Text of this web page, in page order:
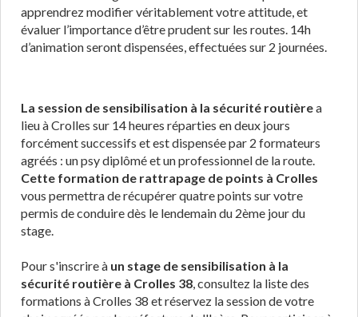
apprendrez modifier véritablement votre attitude, et
évaluer l’importance d’être prudent sur les routes. 14h
d’animation seront dispensées, effectuées sur 2 journées.
La session de sensibilisation à la sécurité routièrea
lieu à Crolles sur 14 heures réparties en deux jours
forcément successifs et est dispensée par 2 formateurs
agréés : un psy diplômé et un professionnel de la route.
Cette formation de rattrapage de points à Crolles
vous permettra de récupérer quatre points sur votre
permis de conduire dès le lendemain du 2ème jour du
stage.
Pour s'inscrire à un stage de sensibilisation à la
sécurité routière à Crolles 38, consultez la liste des
formations à Crolles 38 et réservez la session de votre